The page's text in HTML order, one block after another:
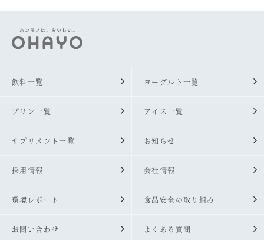
飲料一覧 ヨーグルト一覧
プリン一覧 アイス一覧
サプリメント一覧 お知らせ
採用情報 会社情報
環境レポート 食品安全の取り組み
お問い合わせ よくある質問